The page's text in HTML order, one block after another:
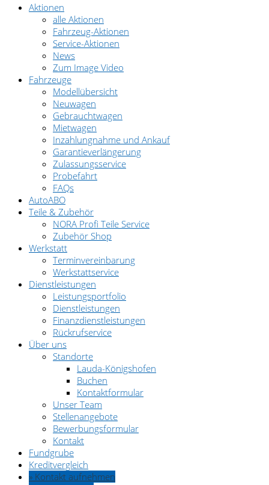
Aktionen
alle Aktionen
Fahrzeug-Aktionen
Service-Aktionen
News
Zum Image Video
Fahrzeuge
Modellübersicht
Neuwagen
Gebrauchtwagen
Mietwagen
Inzahlungnahme und Ankauf
Garantieverlängerung
Zulassungsservice
Probefahrt
FAQs
AutoABO
Teile & Zubehör
NORA Profi Teile Service
Zubehör Shop
Werkstatt
Terminvereinbarung
Werkstattservice
Dienstleistungen
Leistungsportfolio
Dienstleistungen
Finanzdienstleistungen
Rückrufservice
Über uns
Standorte
Lauda-Königshofen
Buchen
Kontaktformular
Unser Team
Stellenangebote
Bewerbungsformular
Kontakt
Fundgrube
Kreditvergleich
» Kontakt aufnehmen